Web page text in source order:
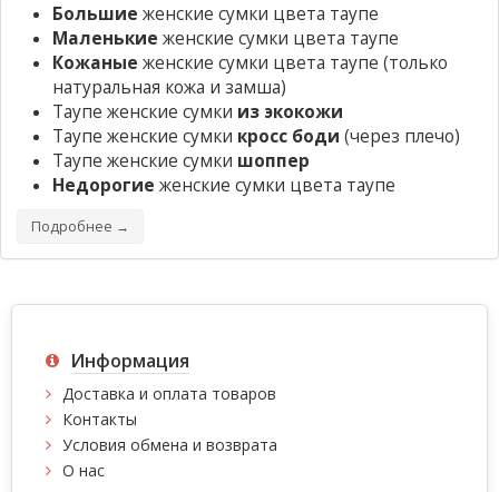
Большие женские сумки цвета таупе
Маленькие женские сумки цвета таупе
Кожаные женские сумки цвета таупе (только
натуральная кожа и замша)
Таупе женские сумки из экокожи
Таупе женские сумки кросс боди (через плечо)
Таупе женские сумки шоппер
Недорогие женские сумки цвета таупе
Подробнее →
Информация
Доставка и оплата товаров
Контакты
Условия обмена и возврата
О нас